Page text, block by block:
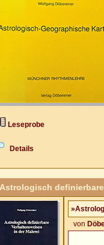
Leseprobe
Details
von